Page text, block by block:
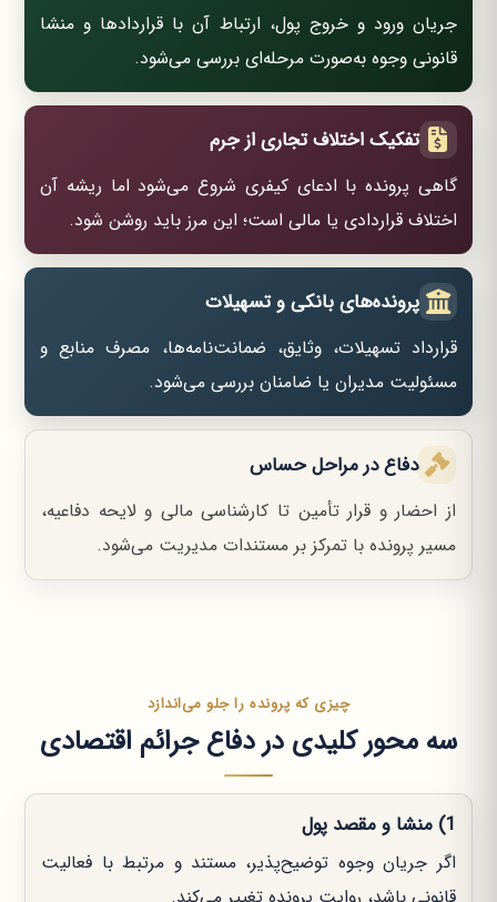
جریان ورود و خروج پول، ارتباط آن با قراردادها و منشا
قانونی وجوه به‌صورت مرحله‌ای بررسی می‌شود.
تفکیک اختلاف تجاری از جرم
گاهی پرونده با ادعای کیفری شروع می‌شود اما ریشه آن
اختلاف قراردادی یا مالی است؛ این مرز باید روشن شود.
پرونده‌های بانکی و تسهیلات
قرارداد تسهیلات، وثایق، ضمانت‌نامه‌ها، مصرف منابع و
مسئولیت مدیران یا ضامنان بررسی می‌شود.
دفاع در مراحل حساس
از احضار و قرار تأمین تا کارشناسی مالی و لایحه دفاعیه،
مسیر پرونده با تمرکز بر مستندات مدیریت می‌شود.
چیزی که پرونده را جلو می‌اندازد
سه محور کلیدی در دفاع جرائم اقتصادی
1) منشا و مقصد پول
اگر جریان وجوه توضیح‌پذیر، مستند و مرتبط با فعالیت